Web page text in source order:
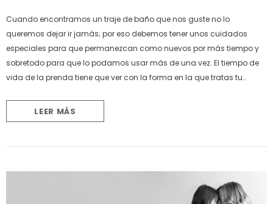
Cuando encontramos un traje de baño que nos guste no lo
queremos dejar ir jamás; por eso debemos tener unos cuidados
especiales para que permanezcan como nuevos por más tiempo y
sobretodo para que lo podamos usar más de una vez. El tiempo de
vida de la prenda tiene que ver con la forma en la que tratas tu
LEER MÁS